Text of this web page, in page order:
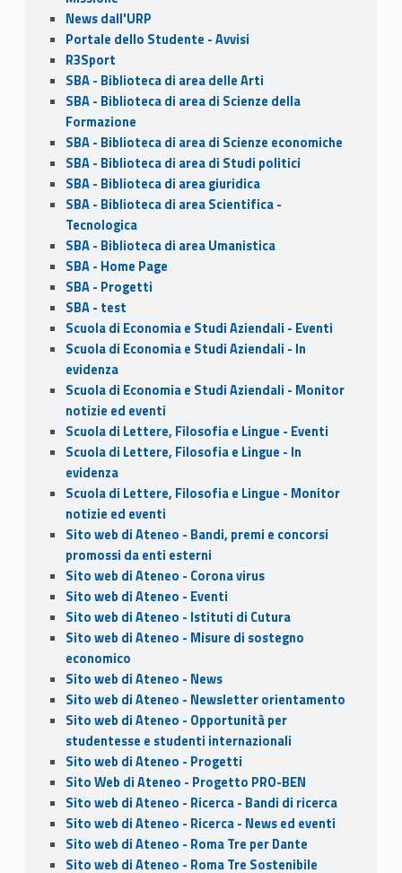
News dall'URP
Portale dello Studente - Avvisi
R3Sport
SBA - Biblioteca di area delle Arti
SBA - Biblioteca di area di Scienze della
Formazione
SBA - Biblioteca di area di Scienze economiche
SBA - Biblioteca di area di Studi politici
SBA - Biblioteca di area giuridica
SBA - Biblioteca di area Scientifica -
Tecnologica
SBA - Biblioteca di area Umanistica
SBA - Home Page
SBA - Progetti
SBA - test
Scuola di Economia e Studi Aziendali - Eventi
Scuola di Economia e Studi Aziendali - In
evidenza
Scuola di Economia e Studi Aziendali - Monitor
notizie ed eventi
Scuola di Lettere, Filosofia e Lingue - Eventi
Scuola di Lettere, Filosofia e Lingue - In
evidenza
Scuola di Lettere, Filosofia e Lingue - Monitor
notizie ed eventi
Sito web di Ateneo - Bandi, premi e concorsi
promossi da enti esterni
Sito web di Ateneo - Corona virus
Sito web di Ateneo - Eventi
Sito web di Ateneo - Istituti di Cutura
Sito web di Ateneo - Misure di sostegno
economico
Sito web di Ateneo - News
Sito web di Ateneo - Newsletter orientamento
Sito web di Ateneo - Opportunità per
studentesse e studenti internazionali
Sito web di Ateneo - Progetti
Sito Web di Ateneo - Progetto PRO-BEN
Sito web di Ateneo - Ricerca - Bandi di ricerca
Sito web di Ateneo - Ricerca - News ed eventi
Sito web di Ateneo - Roma Tre per Dante
Sito web di Ateneo - Roma Tre Sostenibile